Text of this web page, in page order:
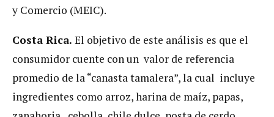
y Comercio (MEIC).
Costa Rica. El objetivo de este análisis es que el
consumidor cuente con un valor de referencia
promedio de la “canasta tamalera”, la cual incluye
ingredientes como arroz, harina de maíz, papas,